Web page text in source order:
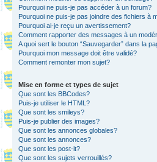
Pourquoi ne puis-je pas accéder à un forum?
Pourquoi ne puis-je pas joindre des fichiers à
Pourquoi ai-je reçu un avertissement?
Comment rapporter des messages à un
A quoi sert le bouton “Sauvegarder” dans la
Pourquoi mon message doit être validé?
Comment remonter mon sujet?
Mise en forme et types de sujet
Que sont les BBCodes?
Puis-je utiliser le HTML?
Que sont les smileys?
Puis-je publier des images?
Que sont les annonces globales?
Que sont les annonces?
Que sont les post-it?
Que sont les sujets verrouillés?